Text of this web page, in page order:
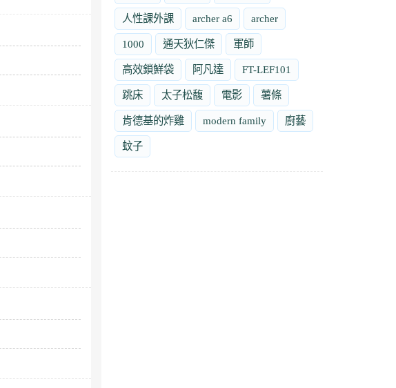
人性課外課 archer a6 archer
1000 通天狄仁傑 軍師
高效鎖鮮袋 阿凡達 FT-LEF101
跳床 太子松馥 電影 薯條
肯德基的炸雞 modern family 廚藝
蚊子